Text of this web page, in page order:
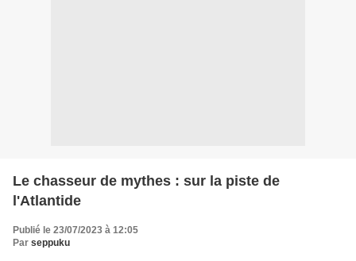
Le chasseur de mythes : sur la piste de
l'Atlantide
Publié le 23/07/2023 à 12:05
Par seppuku